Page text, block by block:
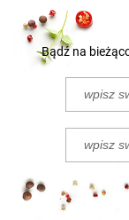
Bądź na